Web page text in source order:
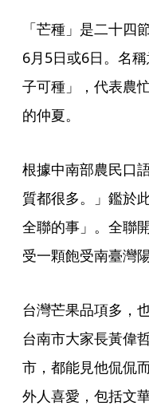
「芒種」是二十四
6月5日或6日。名
子可種」，代表農
的仲夏。
根據中南部農民口
質都很多。」鑑於
全聯的事」。全聯
受一顆飽受南臺灣
台灣芒果品項多，
台南市大家長黃偉
市，都能見他侃侃
外人喜愛，包括文